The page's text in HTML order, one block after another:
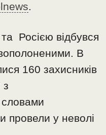
.
Росією відбувся
В
160 захисників
з
провели у неволі